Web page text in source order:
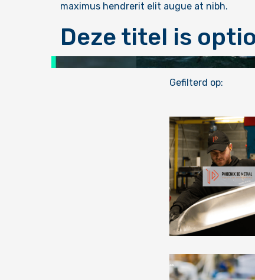
maximus hendrerit elit augue at nibh.
Deze titel is
Gefilterd op:
Lees
meer
over